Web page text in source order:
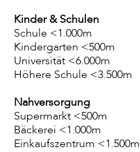
Kinder & Schulen
Schule <1.000m
Kindergarten <500m
Universität <6.000m
Höhere Schule <3.500m
Nahversorgung
Supermarkt <500m
Bäckerei <1.000m
Einkaufszentrum <1.500m